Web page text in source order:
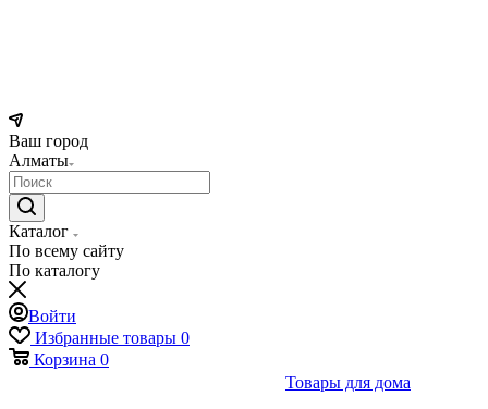
Ваш город
Алматы
Каталог
По всему сайту
По каталогу
Войти
Избранные товары 0
Корзина 0
Товары для дома